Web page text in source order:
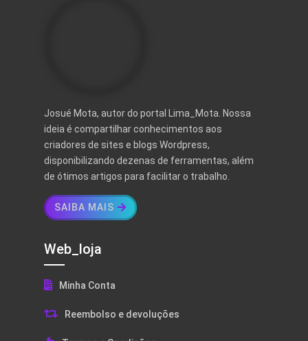
Josué Mota, autor do portal Lima_Mota. Nossa
ideia é compartilhar conhecimentos aos
criadores de sites e blogs Wordpress,
disponibilizando dezenas de ferramentas, além
de ótimos artigos para facilitar o trabalho.
SAIBA MAIS
Web_loja
Minha Conta
Reembolso e devoluções